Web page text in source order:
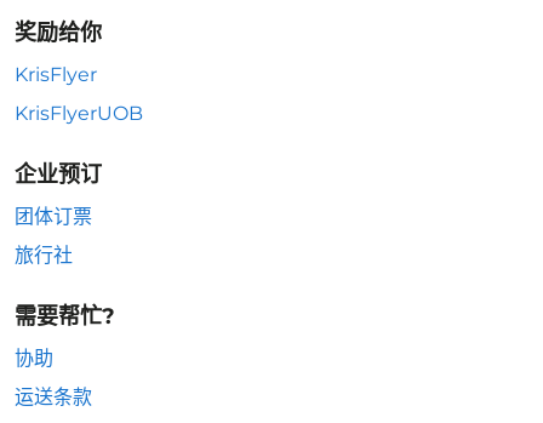
奖励给你
KrisFlyer
KrisFlyerUOB
企业预订
团体订票
旅行社
需要帮忙?
协助
运送条款